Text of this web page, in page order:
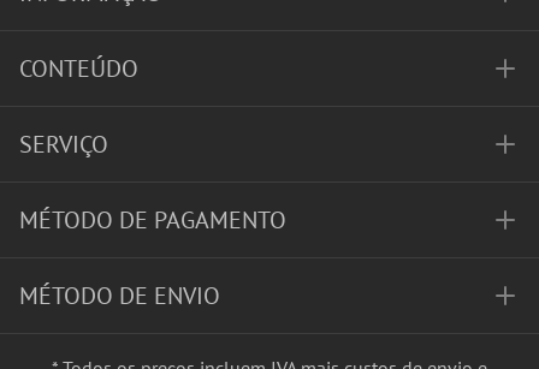
CONTEÚDO
SERVIÇO
MÉTODO DE PAGAMENTO
MÉTODO DE ENVIO